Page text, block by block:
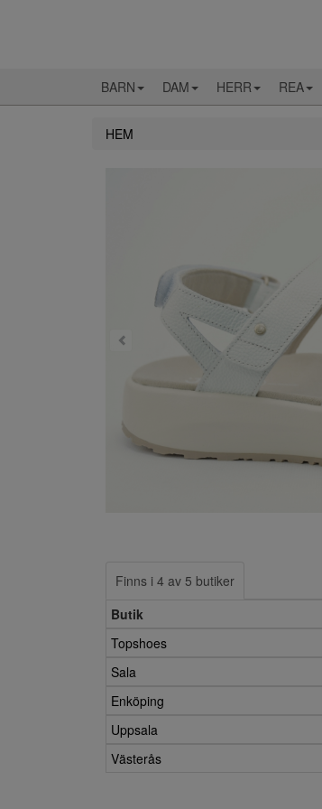
BARN DAM HERR REA
HEM
Finns i 4 av 5 butiker
Butik
Topshoes
Sala
Enköping
Uppsala
Västerås